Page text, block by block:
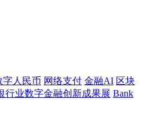
字人民币 网络支付 金融AI 区块
行业数字金融创新成果展 Bank